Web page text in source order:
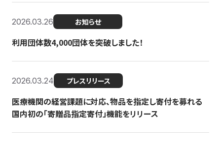
2026.03.26 お知らせ
利用団体数4,000団体を突破しました！
2026.03.24 プレスリリース
医療機関の経営課題に対応、物品を指定し寄付を募れる
国内初の「寄贈品指定寄付」機能をリリース